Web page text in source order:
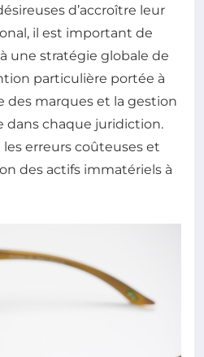
d’accroître leur
il est important de
une stratégie globale de
particulière portée à
des marques et la gestion
dans chaque juridiction.
erreurs coûteuses et
des actifs immatériels à